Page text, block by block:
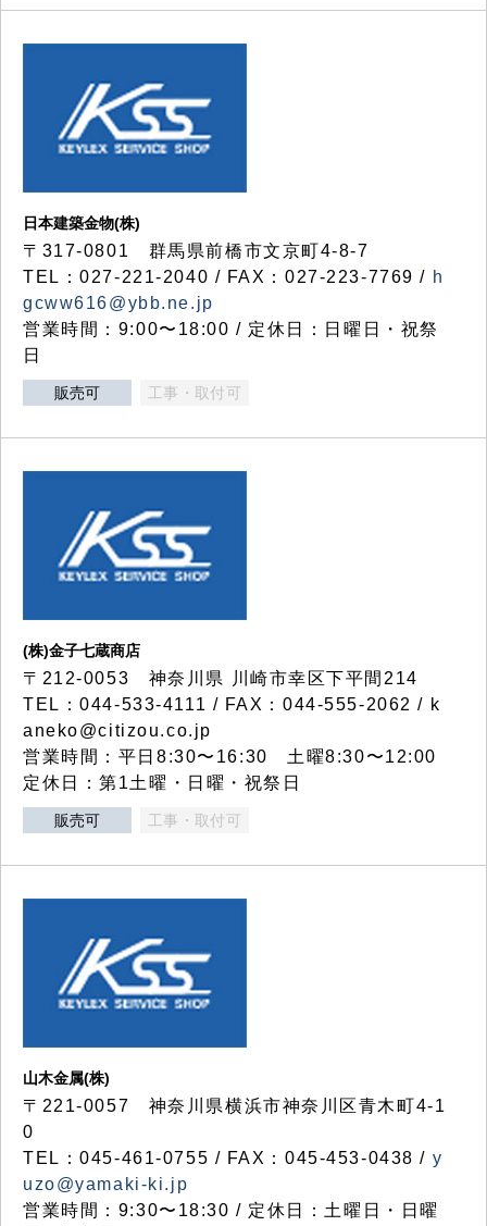
日本建築金物(株)
〒317‐0801 群馬県前橋市文京町4-8-7
TEL：027-221-2040 / FAX：027-223-7769 / h
gcww616@ybb.ne.jp
営業時間：9:00〜18:00 / 定休日：日曜日・祝祭
日
販売可 工事・取付可
(株)金子七蔵商店
〒212-0053 神奈川県 川崎市幸区下平間214
TEL：044-533-4111 / FAX：044-555-2062 / k
aneko@citizou.co.jp
営業時間：平日8:30〜16:30 土曜8:30〜12:00
定休日：第1土曜・日曜・祝祭日
販売可 工事・取付可
山木金属(株)
〒221-0057 神奈川県横浜市神奈川区青木町4-1
0
TEL：045-461-0755 / FAX：045-453-0438 / y
uzo@yamaki-ki.jp
営業時間：9:30〜18:30 / 定休日：土曜日・日曜